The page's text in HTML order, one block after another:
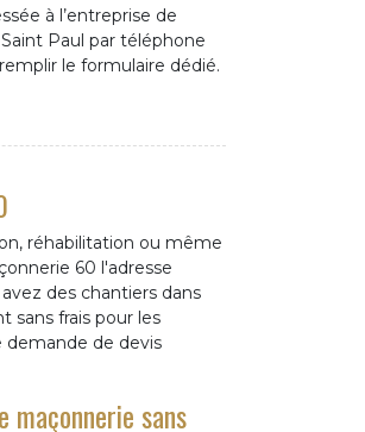
à l’entreprise de
Paul par téléphone
le formulaire dédié.
réhabilitation ou même
60 l'adresse
des chantiers dans
sans frais pour les
demande de devis
sans